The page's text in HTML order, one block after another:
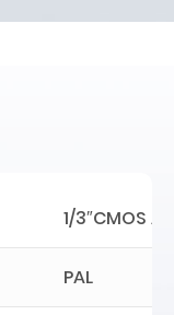
1/3″CMOS
PAL